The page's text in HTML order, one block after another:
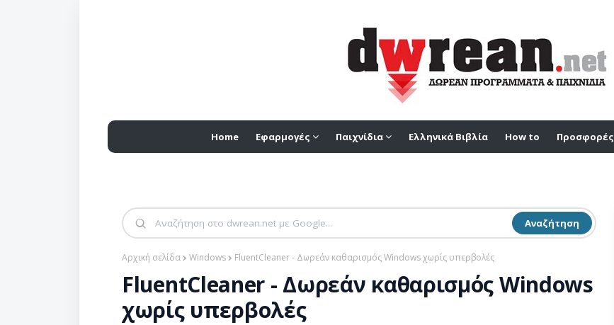
Home Εφαρμογές Παιχνίδια Ελληνικά Βιβλία How to Προσφορές
Αναζήτηση
Αρχική σελίδα Windows FluentCleaner - Δωρεάν καθαρισμός Windows χωρίς υπερβολές
FluentCleaner - Δωρεάν καθαρισμός Windows
χωρίς υπερβολές